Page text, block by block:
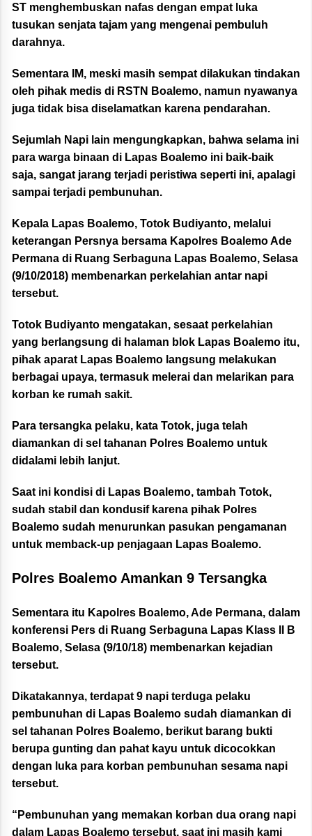
ST menghembuskan nafas dengan empat luka
tusukan senjata tajam yang mengenai pembuluh
darahnya.
Sementara IM, meski masih sempat dilakukan tindakan
oleh pihak medis di RSTN Boalemo, namun nyawanya
juga tidak bisa diselamatkan karena pendarahan.
Sejumlah Napi lain mengungkapkan, bahwa selama ini
para warga binaan di Lapas Boalemo ini baik-baik
saja, sangat jarang terjadi peristiwa seperti ini, apalagi
sampai terjadi pembunuhan.
Kepala Lapas Boalemo, Totok Budiyanto, melalui
keterangan Persnya bersama Kapolres Boalemo Ade
Permana di Ruang Serbaguna Lapas Boalemo, Selasa
(9/10/2018) membenarkan perkelahian antar napi
tersebut.
Totok Budiyanto mengatakan, sesaat perkelahian
yang berlangsung di halaman blok Lapas Boalemo itu,
pihak aparat Lapas Boalemo langsung melakukan
berbagai upaya, termasuk melerai dan melarikan para
korban ke rumah sakit.
Para tersangka pelaku, kata Totok, juga telah
diamankan di sel tahanan Polres Boalemo untuk
didalami lebih lanjut.
Saat ini kondisi di Lapas Boalemo, tambah Totok,
sudah stabil dan kondusif karena pihak Polres
Boalemo sudah menurunkan pasukan pengamanan
untuk memback-up penjagaan Lapas Boalemo.
Polres Boalemo Amankan 9 Tersangka
Sementara itu Kapolres Boalemo, Ade Permana, dalam
konferensi Pers di Ruang Serbaguna Lapas Klass II B
Boalemo, Selasa (9/10/18) membenarkan kejadian
tersebut.
Dikatakannya, terdapat 9 napi terduga pelaku
pembunuhan di Lapas Boalemo sudah diamankan di
sel tahanan Polres Boalemo, berikut barang bukti
berupa gunting dan pahat kayu untuk dicocokkan
dengan luka para korban pembunuhan sesama napi
tersebut.
“Pembunuhan yang memakan korban dua orang napi
dalam Lapas Boalemo tersebut, saat ini masih kami